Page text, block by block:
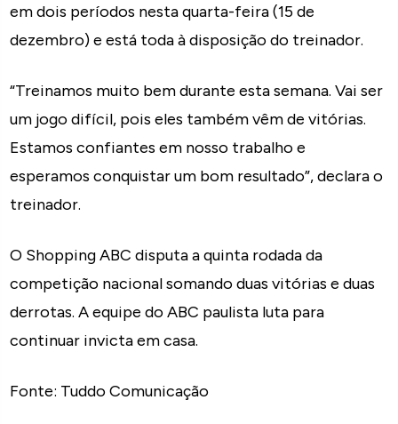
em dois períodos nesta quarta-feira (15 de
dezembro) e está toda à disposição do treinador.
“Treinamos muito bem durante esta semana. Vai ser
um jogo difícil, pois eles também vêm de vitórias.
Estamos confiantes em nosso trabalho e
esperamos conquistar um bom resultado”, declara o
treinador.
O Shopping ABC disputa a quinta rodada da
competição nacional somando duas vitórias e duas
derrotas. A equipe do ABC paulista luta para
continuar invicta em casa.
Fonte: Tuddo Comunicação